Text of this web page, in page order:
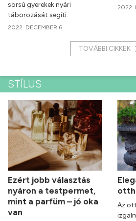
sorsú gyerekek nyári
táborozását segíti.
2022. DECEMBER 6.
2022.
TOVÁBBI CIKKEK
STÍLUS
Ezért jobb választás
nyáron a testpermet,
mint a parfüm – jó oka
van
Az